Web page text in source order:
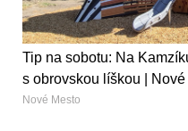
Tip na sobotu: Na
s obrovskou líškou |
Nové Mesto